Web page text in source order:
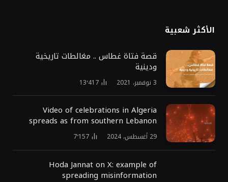
الأكثر شعبية
قصة فتاة غطاس .. مغالطات تاريخية
ودينية
3 نوفمبر، 2021 13٬417
Video of celebrations in Algeria
spreads as from southern Lebanon
29 أغسطس، 2024 7٬157
Hoda Jannat on X: example of
spreading misinformation